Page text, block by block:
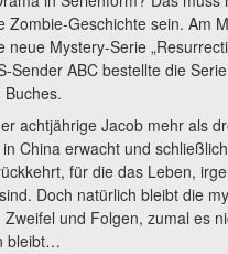
Zombie-Geschichte sein. Am
neue Mystery-Serie
Sender ABC bestellte die
achtjährige Jacob mehr als
China erwacht und
für die das Leben,
Doch natürlich bleibt die
und Folgen, zumal es
bleibt…